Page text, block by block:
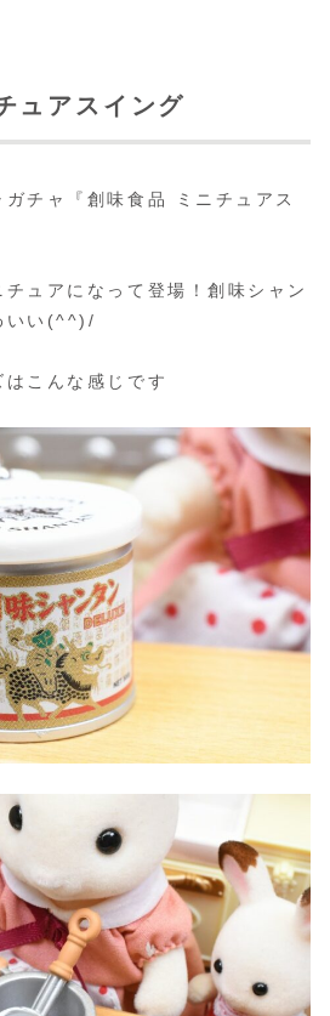
ュアスイング
チャ『創味食品 ミニチュアス
ュアになって登場！創味シャン
いい(^^)/
こんな感じです